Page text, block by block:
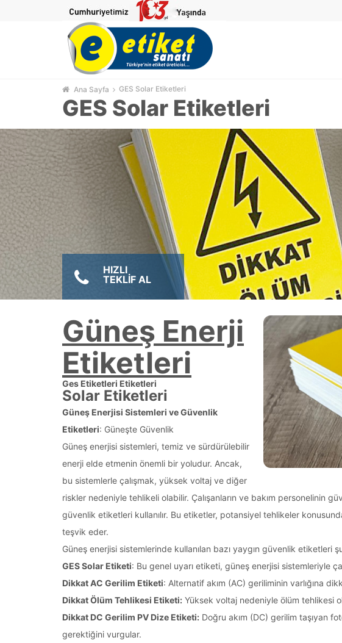
Ana Sayfa GES Solar Etiketleri
GES Solar Etiketleri
HIZLI
TEKLİF AL
Güneş Enerji
Etiketleri
Ges Etiketleri Etiketleri
Solar Etiketleri
Güneş Enerjisi Sistemleri ve Güvenlik
Etiketleri: Güneşte Güvenlik
Güneş enerjisi sistemleri, temiz ve sürdürülebilir
enerji elde etmenin önemli bir yoludur. Ancak,
bu sistemlerle çalışmak, yüksek voltaj ve diğer
riskler nedeniyle tehlikeli olabilir. Çalışanların ve bakım personelinin
güvenlik etiketleri kullanılır. Bu etiketler, potansiyel tehlikeler
teşvik eder.
Güneş enerjisi sistemlerinde kullanılan bazı yaygın güvenlik etiketleri
GES Solar Etiketi: Bu genel uyarı etiketi, güneş enerjisi sistemleriyle
Dikkat AC Gerilim Etiketi: Alternatif akım (AC) geriliminin varlığına
Dikkat Ölüm Tehlikesi Etiketi: Yüksek voltaj nedeniyle ölüm tehlikesi
Dikkat DC Gerilim PV Dize Etiketi: Doğru akım (DC) gerilim taşıyan
gerektiğini vurgular.